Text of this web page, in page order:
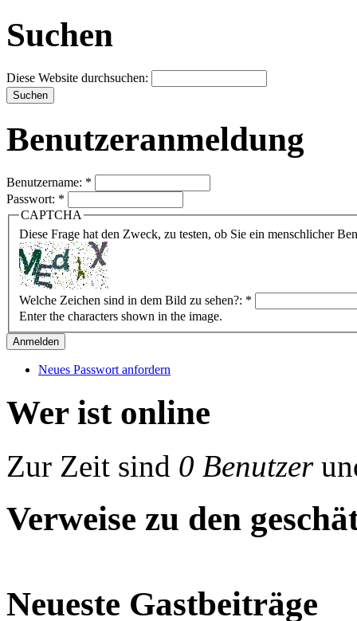
Suchen
Diese Website durchsuchen:
Benutzeranmeldung
Benutzername: *
Passwort: *
CAPTCHA
Diese Frage hat den Zweck, zu testen, ob Sie ein menschlicher
Welche Zeichen sind in dem Bild zu sehen?: *
Enter the characters shown in the image.
Neues Passwort anfordern
Wer ist online
Zur Zeit sind 0 Benutzer
Verweise zu den
Neueste Gastbeiträge